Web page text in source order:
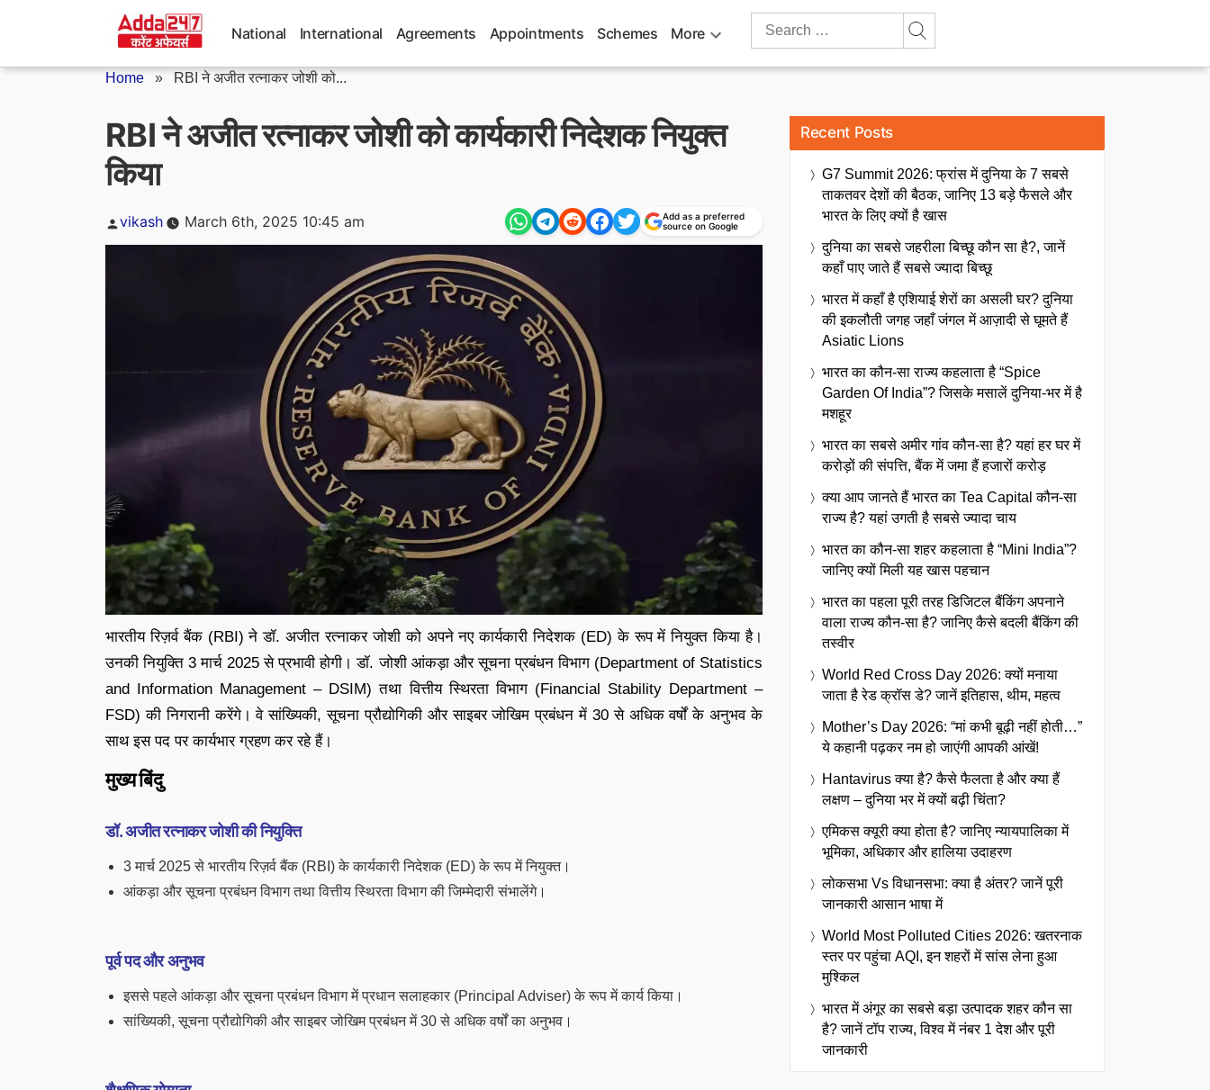
National International Agreements Appointments Schemes More
Search
Home » RBI ने अजीत रत्नाकर जोशी को...
RBI ने अजीत रत्नाकर जोशी को कार्यकारी निदेशक नियुक्त
किया
Posted
vikash March 6th, 2025 10:45 am
Add as a preferred
source on Google
भारतीय रिज़र्व बैंक (RBI) ने डॉ. अजीत रत्नाकर जोशी को अपने नए कार्यकारी निदेशक (ED) के रूप में नियुक्त किया है।
उनकी नियुक्ति 3 मार्च 2025 से प्रभावी होगी। डॉ. जोशी आंकड़ा और सूचना प्रबंधन विभाग (Department of Statistics
and Information Management – DSIM) तथा वित्तीय स्थिरता विभाग (Financial Stability Department –
FSD) की निगरानी करेंगे। वे सांख्यिकी, सूचना प्रौद्योगिकी और साइबर जोखिम प्रबंधन में 30 से अधिक वर्षों के अनुभव के
साथ इस पद पर कार्यभार ग्रहण कर रहे हैं।
मुख्य बिंदु
डॉ. अजीत रत्नाकर जोशी की नियुक्ति
3 मार्च 2025 से भारतीय रिज़र्व बैंक (RBI) के कार्यकारी निदेशक (ED) के रूप में नियुक्त।
आंकड़ा और सूचना प्रबंधन विभाग तथा वित्तीय स्थिरता विभाग की जिम्मेदारी संभालेंगे।
पूर्व पद और अनुभव
इससे पहले आंकड़ा और सूचना प्रबंधन विभाग में प्रधान सलाहकार (Principal Adviser) के रूप में कार्य किया।
सांख्यिकी, सूचना प्रौद्योगिकी और साइबर जोखिम प्रबंधन में 30 से अधिक वर्षों का अनुभव।
Recent Posts
G7 Summit 2026: फ्रांस में दुनिया के 7 सबसे
ताकतवर देशों की बैठक, जानिए 13 बड़े फैसले और
भारत के लिए क्यों है खास
दुनिया का सबसे जहरीला बिच्छू कौन सा है?, जानें
कहाँ पाए जाते हैं सबसे ज्यादा बिच्छू
भारत में कहाँ है एशियाई शेरों का असली घर? दुनिया
की इकलौती जगह जहाँ जंगल में आज़ादी से घूमते हैं
Asiatic Lions
भारत का कौन-सा राज्य कहलाता है “Spice
Garden Of India”? जिसके मसालें दुनिया-भर में है
मशहूर
भारत का सबसे अमीर गांव कौन-सा है? यहां हर घर में
करोड़ों की संपत्ति, बैंक में जमा हैं हजारों करोड़
क्या आप जानते हैं भारत का Tea Capital कौन-सा
राज्य है? यहां उगती है सबसे ज्यादा चाय
भारत का कौन-सा शहर कहलाता है “Mini India”?
जानिए क्यों मिली यह खास पहचान
भारत का पहला पूरी तरह डिजिटल बैंकिंग अपनाने
वाला राज्य कौन-सा है? जानिए कैसे बदली बैंकिंग की
तस्वीर
World Red Cross Day 2026: क्यों मनाया
जाता है रेड क्रॉस डे? जानें इतिहास, थीम, महत्व
Mother’s Day 2026: “मां कभी बूढ़ी नहीं होती…”
ये कहानी पढ़कर नम हो जाएंगी आपकी आंखें!
Hantavirus क्या है? कैसे फैलता है और क्या हैं
लक्षण – दुनिया भर में क्यों बढ़ी चिंता?
एमिकस क्यूरी क्या होता है? जानिए न्यायपालिका में
भूमिका, अधिकार और हालिया उदाहरण
लोकसभा Vs विधानसभा: क्या है अंतर? जानें पूरी
जानकारी आसान भाषा में
World Most Polluted Cities 2026: खतरनाक
स्तर पर पहुंचा AQI, इन शहरों में सांस लेना हुआ
मुश्किल
भारत में अंगूर का सबसे बड़ा उत्पादक शहर कौन सा
है? जानें टॉप राज्य, विश्व में नंबर 1 देश और पूरी
जानकारी